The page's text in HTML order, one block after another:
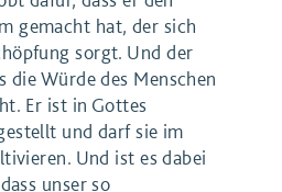
gemacht hat, der sich
sorgt. Und der
die Würde des Menschen
Er ist in Gottes
und darf sie im
Und ist es dabei
unser so